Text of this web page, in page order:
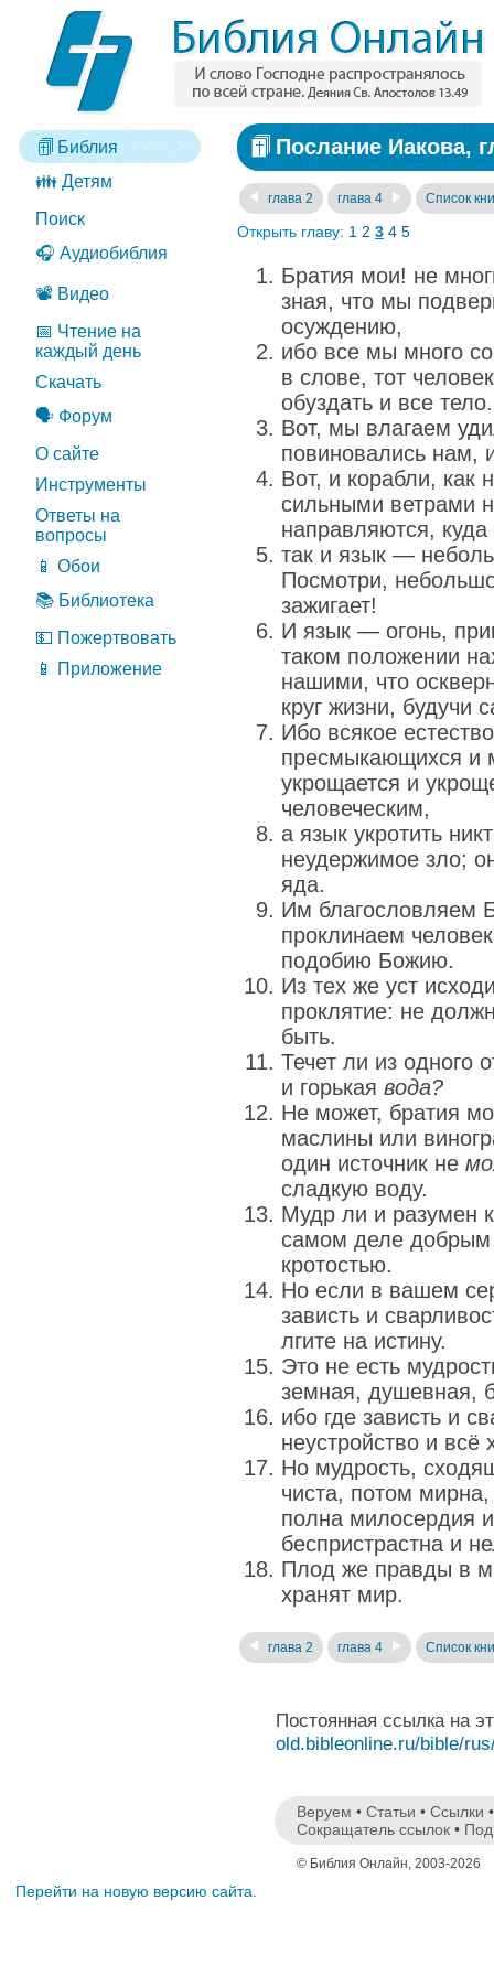
Библия
👪 Детям
Поиск
🎧 Аудиобиблия
📽️ Видео
📅 Чтение на
каждый день
Скачать
🗣️ Форум
О сайте
Инструменты
Ответы на
вопросы
📱 Обои
📚 Библиотека
💵 Пожертвовать
📱 Приложение
Послание Иакова,
глава 2 глава 4 Список
Открыть главу: 1 2 3 4 5
Братия мои! не
зная, что мы
осуждению,
ибо все мы много
в слове, тот
обуздать и все тело.
Вот, мы влагаем
повиновались нам,
Вот, и корабли, как
сильными ветрами
направляются, куда
так и язык —
Посмотри,
зажигает!
И язык — огонь,
таком положении
нашими, что
круг жизни, будучи
Ибо всякое
пресмыкающихся и
укрощается и
человеческим,
а язык укротить
неудержимое зло;
яда.
Им благословляем
проклинаем
подобию Божию.
Из тех же уст
проклятие: не
быть.
Течет ли из одного
и горькая вода?
Не может, братия
маслины или
один источник не
сладкую воду.
Мудр ли и разумен
самом деле
кротостью.
Но если в вашем
зависть и
лгите на истину.
Это не есть
земная, душевная,
ибо где зависть и
неустройство и всё
Но мудрость,
чиста, потом
полна милосердия
беспристрастна и
Плод же правды в
хранят мир.
глава 2 глава 4 Список
Постоянная ссылка на
old.bibleonline.ru/bible/
Веруем • Статьи • Ссылки
Сокращатель ссылок •
© Библия Онлайн, 2003-2026
Перейти на новую версию сайта.